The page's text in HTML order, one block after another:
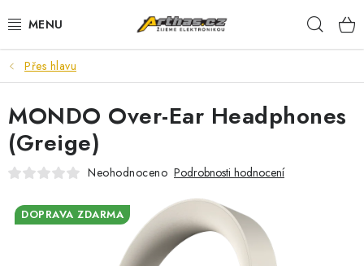
na
TELEFONY, TABLETY
POČÍTAČE, NOTEBOOKY
PRO HRÁČE
PŘEDVÁDĚCÍ ELEKTRONIKA
Přes hlavu
MONDO Over-Ear Headphones
(Greige)
Neohodnoceno Podrobnosti hodnocení
DOPRAVA ZDARMA